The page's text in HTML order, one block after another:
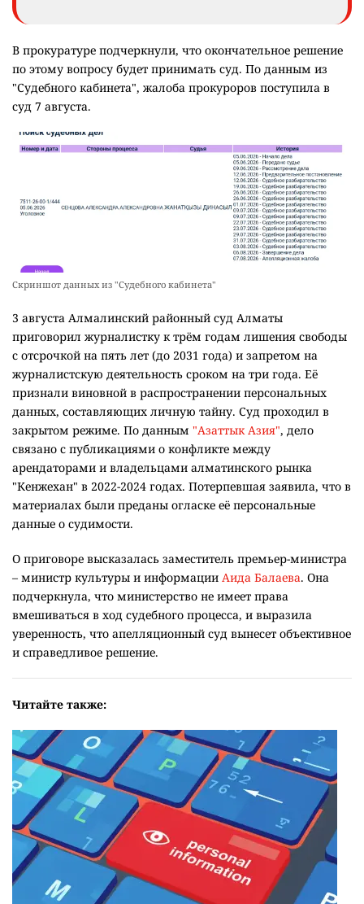
В прокуратуре подчеркнули, что окончательное решение
по этому вопросу будет принимать суд. По данным из
"Судебного кабинета", жалоба прокуроров поступила в
суд 7 августа.
Скриншот данных из "Судебного кабинета"
3 августа Алмалинский районный суд Алматы
приговорил журналистку к трём годам лишения свободы
с отсрочкой на пять лет (до 2031 года) и запретом на
журналистскую деятельность сроком на три года. Её
признали виновной в распространении персональных
данных, составляющих личную тайну. Суд проходил в
закрытом режиме. По данным "Азаттык Азия", дело
связано с публикациями о конфликте между
арендаторами и владельцами алматинского рынка
"Кенжехан" в 2022-2024 годах. Потерпевшая заявила, что в
материалах были преданы огласке её персональные
данные о судимости.
О приговоре высказалась заместитель премьер-министра
– министр культуры и информации Аида Балаева. Она
подчеркнула, что министерство не имеет права
вмешиваться в ход судебного процесса, и выразила
уверенность, что апелляционный суд вынесет объективное
и справедливое решение.
Читайте также: